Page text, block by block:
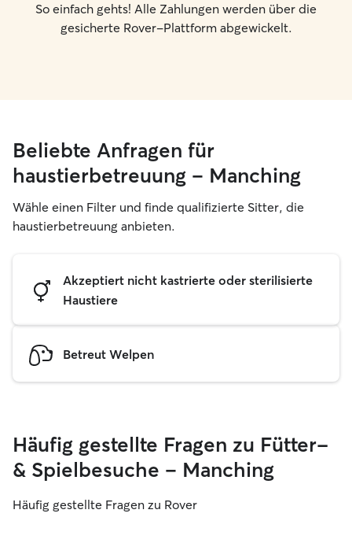
So einfach gehts! Alle Zahlungen werden über die
gesicherte Rover-Plattform abgewickelt.
Beliebte Anfragen für
haustierbetreuung – Manching
Wähle einen Filter und finde qualifizierte Sitter, die
haustierbetreuung anbieten.
Akzeptiert nicht kastrierte oder sterilisierte
Haustiere
Betreut Welpen
Häufig gestellte Fragen zu Fütter-
& Spielbesuche – Manching
Häufig gestellte Fragen zu Rover